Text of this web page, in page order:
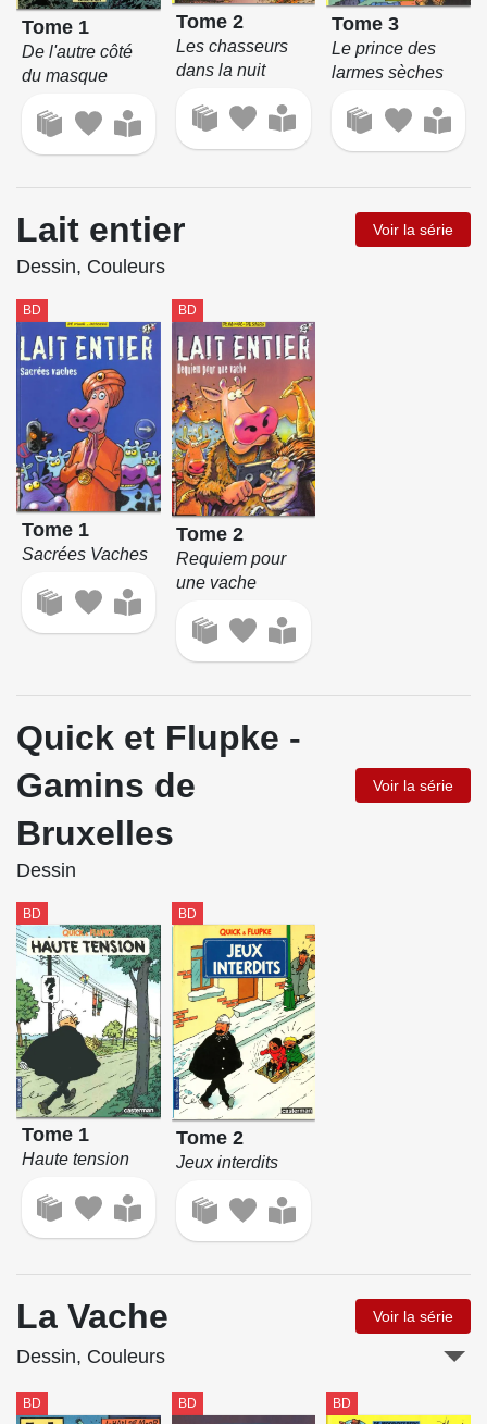
Tome 1
De l'autre côté
du masque
Tome 2
Les chasseurs
dans la nuit
Tome 3
Le prince des
larmes sèches
Lait entier Voir la série
Dessin, Couleurs
BD
Tome 1
Sacrées Vaches
BD
Tome 2
Requiem pour
une vache
Quick et Flupke -
Gamins de
Bruxelles
Voir la série
Dessin
BD
Tome 1
Haute tension
BD
Tome 2
Jeux interdits
La Vache Voir la série
Dessin, Couleurs
BD BD BD